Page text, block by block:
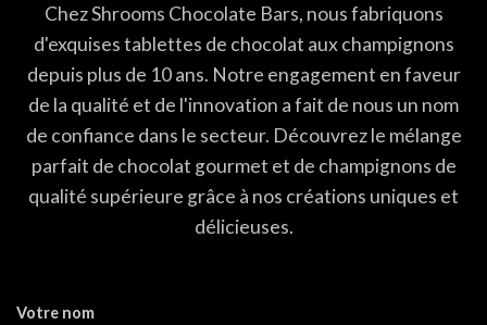
Chez Shrooms Chocolate Bars, nous fabriquons
d'exquises tablettes de chocolat aux champignons
depuis plus de 10 ans. Notre engagement en faveur
de la qualité et de l'innovation a fait de nous un nom
de confiance dans le secteur. Découvrez le mélange
parfait de chocolat gourmet et de champignons de
qualité supérieure grâce à nos créations uniques et
délicieuses.
Votre nom